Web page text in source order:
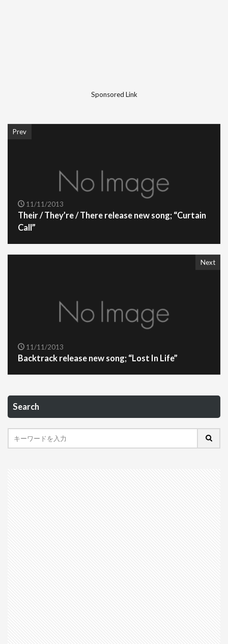
Sponsored Link
Prev
11/11/2013
Their / They’re / There release new song; “Curtain
Call”
Next
11/11/2013
Backtrack release new song; “Lost In Life”
Search